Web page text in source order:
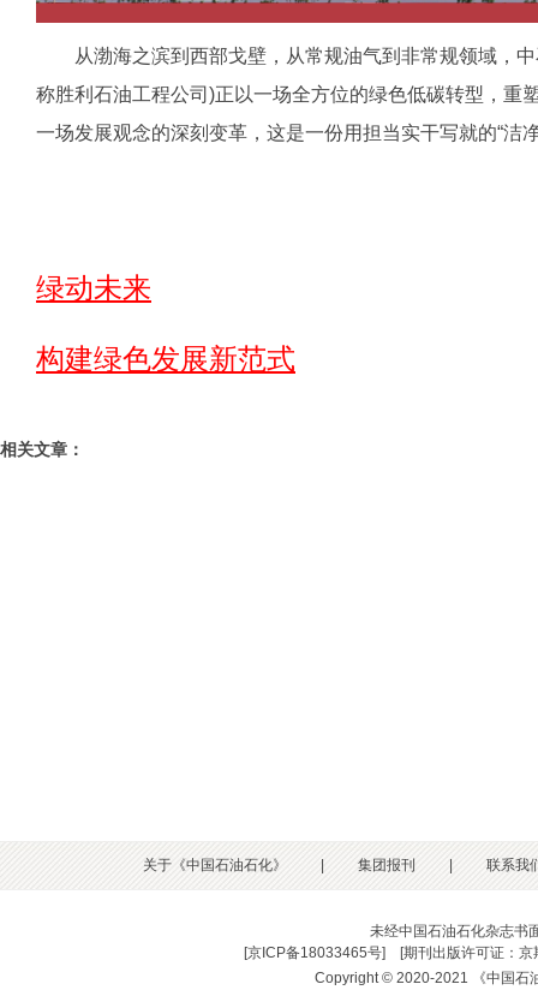
从渤海之滨到西部戈壁，从常规油气到非常规领域，中
称胜利石油工程公司)正以一场全方位的绿色低碳转型，重
一场发展观念的深刻变革，这是一份用担当实干写就的“洁
绿动未来
构建绿色发展新范式
相关文章：
关于《中国石油石化》 集团报刊 联系我
未经中国石油石化杂志书
[京ICP备18033465号] [期刊出版许可证：
Copyright © 2020-2021 《中国石